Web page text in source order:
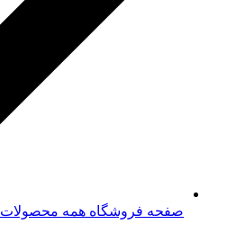
صفحه فروشگاه همه محصولات​